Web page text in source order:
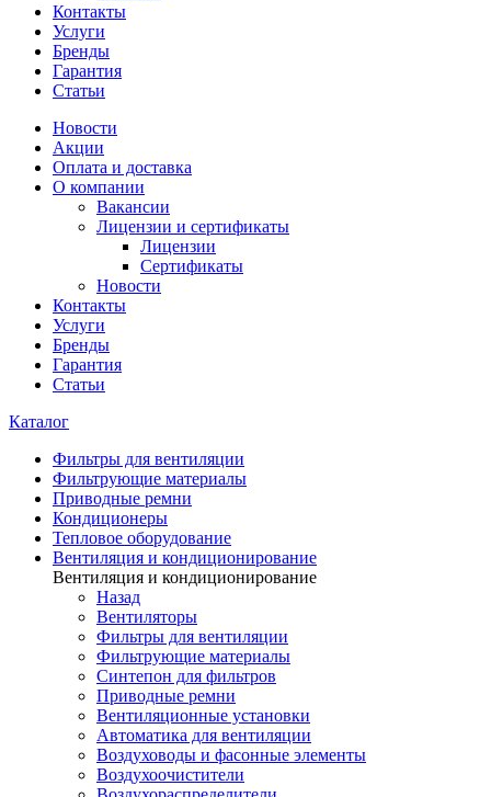
Контакты
Услуги
Бренды
Гарантия
Статьи
Новости
Акции
Оплата и доставка
О компании
Вакансии
Лицензии и сертификаты
Лицензии
Сертификаты
Новости
Контакты
Услуги
Бренды
Гарантия
Статьи
Каталог
Фильтры для вентиляции
Фильтрующие материалы
Приводные ремни
Кондиционеры
Тепловое оборудование
Вентиляция и кондиционирование
Вентиляция и кондиционирование
Назад
Вентиляторы
Фильтры для вентиляции
Фильтрующие материалы
Синтепон для фильтров
Приводные ремни
Вентиляционные установки
Автоматика для вентиляции
Воздуховоды и фасонные элементы
Воздухоочистители